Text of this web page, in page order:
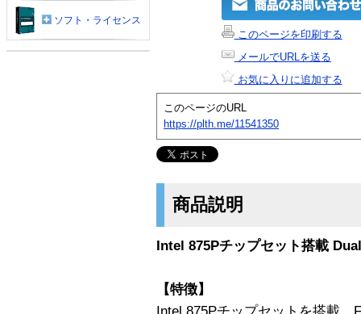
このページを印刷する
メールでURLを送る
お気に入りに追加する
このページのURL
https://plth.me/11541350
商品説明
Intel 875Pチップセット搭載
【特徴】
ソフト・ライセンス